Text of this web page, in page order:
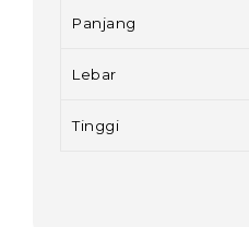
Panjang
Lebar
Tinggi